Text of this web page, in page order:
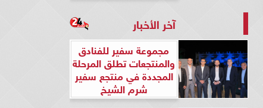
آخر الأخبار
مجموعة سفير للفنادق
والمنتجعات تطلق المرحلة
المجددة في منتجع سفير
شرم الشيخ